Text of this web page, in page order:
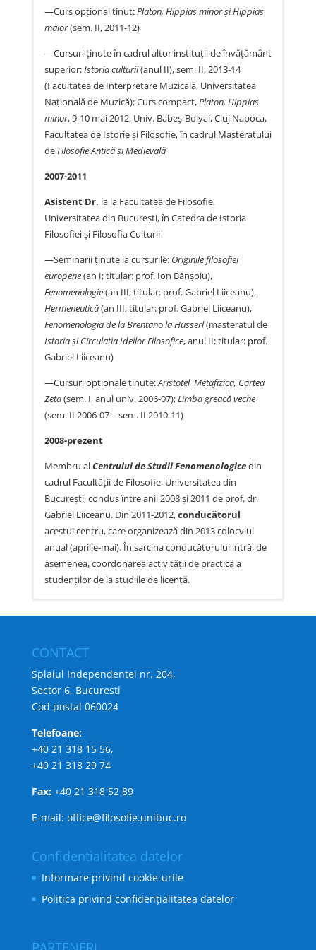
—Curs opţional ţinut:Platon, Hippias minor şi Hippias
maior(sem. II, 2011-12)
—Cursuri ţinute în cadrul altor instituţii de învăţământ
superior:Istoria culturii(anul II), sem. II, 2013-14
(Facultatea de Interpretare Muzicală, Universitatea
Naţională de Muzică); Curs compact,Platon, Hippias
minor, 9-10 mai 2012, Univ. Babeş-Bolyai, Cluj Napoca,
Facultatea de Istorie şi Filosofie, în cadrul Masteratului
deFilosofie Antică şi Medievală
2007-2011
Asistent Dr. la la Facultatea de Filosofie,
Universitatea din Bucureşti, în Catedra de Istoria
Filosofiei şi Filosofia Culturii
—Seminarii ţinute la cursurile: Originile filosofiei
europene(an I; titular: prof. Ion Bănşoiu),
Fenomenologie(an III; titular: prof. Gabriel Liiceanu),
Hermeneutică(an III; titular: prof. Gabriel Liiceanu),
Fenomenologia de la Brentano la Husserl(masteratul de
Istoria şi Circulaţia IdeilorFilosofice, anul II; titular: prof.
Gabriel Liiceanu)
—Cursuri opţionale ţinute:Aristotel, Metafizica, Cartea
Zeta(sem. I, anul univ. 2006-07);Limba greacă veche
(sem. II 2006-07 – sem. II 2010-11)
2008-prezent
Membru alCentrului de Studii Fenomenologicedin
cadrul Facultăţii de Filosofie, Universitatea din
Bucureşti, condus între anii 2008 şi 2011 de prof. dr.
Gabriel Liiceanu. Din 2011-2012,conducătorul
acestui centru, care organizează din 2013 colocviul
anual (aprilie-mai). În sarcina conducătorului intră, de
asemenea, coordonarea activităţii de practică a
studenţilor de la studiile de licenţă.
Interpretationen der aristotelischen Philosophie
Königshausen & Neumann, Würzburg, 2006 (editură
cu prestigiu internaţional)
Bogdan Mincă,Scufundătorii din Delos. Heidegger şi
recunoscută CNCSIS, categoria A)
ARTICOLE
„Heidegger şi problema interpretării în
în:Krisis – Revistă de filozofie, no. 4, an II, dec. 1996
techne–eidos–logosin M. Heideggers Interpretationen
zu Aristoteles“, în:
Studia Phaenomenologica
„Todtnauberg-ul lui Heidegger“, articol însoţit de
Heidegger, în:
CONTACT
Splaiul Independentei nr. 204,
Sector 6, Bucuresti
Cod postal 060024
Telefoane:
+40 21 318 15 56,
+40 21 318 29 74
Fax: +40 21 318 52 89
E-mail: office@filosofie.unibuc.ro
Confidentialitatea datelor
Informare privind cookie-urile
Politica privind confidențialitatea datelor